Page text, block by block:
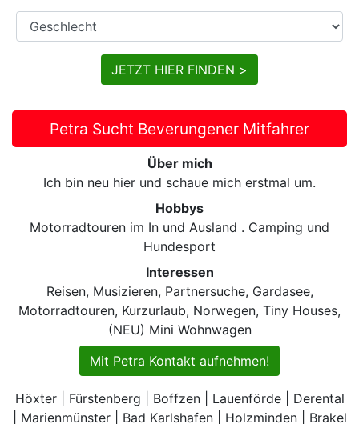
Geschlecht
JETZT HIER FINDEN >
Petra Sucht Beverungener Mitfahrer
Über mich
Ich bin neu hier und schaue mich erstmal um.
Hobbys
Motorradtouren im In und Ausland . Camping und
Hundesport
Interessen
Reisen, Musizieren, Partnersuche, Gardasee,
Motorradtouren, Kurzurlaub, Norwegen, Tiny Houses,
(NEU) Mini Wohnwagen
Mit Petra Kontakt aufnehmen!
Höxter | Fürstenberg | Boffzen | Lauenförde | Derental
| Marienmünster | Bad Karlshafen | Holzminden | Brakel